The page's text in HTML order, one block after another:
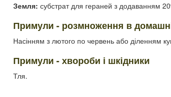
Земля: субстрат для гераней з додаванням
Примули - розмноження в
Насінням з лютого по червень або діленням
Примули - хвороби і шкідники
Тля.